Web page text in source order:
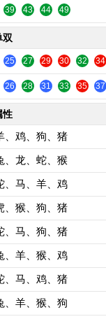
39 43 44 49
双
25 27 29 30 32 34
26 28 31 33 35 37
性
、鸡、狗、猪
、龙、蛇、猴
、马、羊、鸡
、猴、狗、猪
、马、狗、猪
、羊、猴、鸡
、马、鸡、猪
、羊、猴、狗